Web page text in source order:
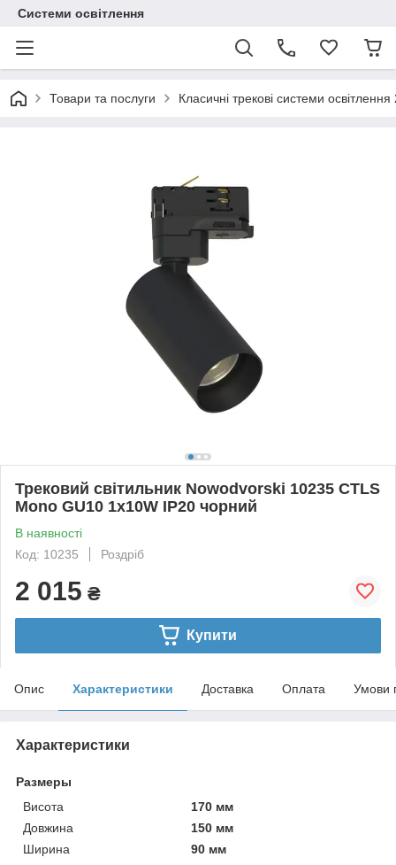
Системи освітлення
Товари та послуги Класичні трекові системи
Трековий світильник Nowodvorski 10235 CTLS
Mono GU10 1x10W IP20 чорний
В наявності
Код: 10235
Роздріб
2 015 ₴
Купити
Опис Характеристики Доставка Оплата Умови
Характеристики
Размеры
Висота
170 мм
Довжина
150 мм
Ширина
90 мм